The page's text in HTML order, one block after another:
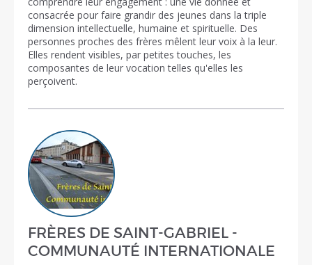
consacrée pour faire grandir des jeunes dans la triple
dimension intellectuelle, humaine et spirituelle. Des
personnes proches des frères mêlent leur voix à la leur.
Elles rendent visibles, par petites touches, les
composantes de leur vocation telles qu'elles les
perçoivent.
FRÈRES DE SAINT-GABRIEL -
COMMUNAUTÉ INTERNATIONALE